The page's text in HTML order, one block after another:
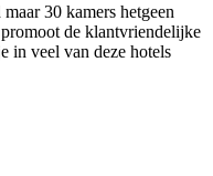
30 kamers hetgeen
de klantvriendelijke
in veel van deze hotels